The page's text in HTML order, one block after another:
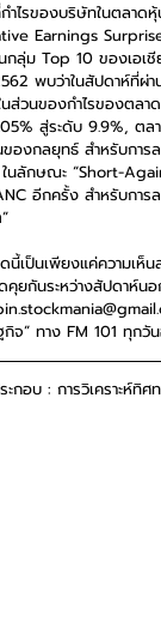
ำไรของบริษัทในตลาด
Earnings
กลุ่ม Top 10 ของเอเชี
พบว่าในสัปดาห์ที่ผ่
นส่วนของกำไรของตล
สู่ระดับ 9.9%, ตล
ของกลยุทธ์ สำหรับการ
ในลักษณะ “Short-
อีกครั้ง สำหรับการ
นี้เป็นเพียงแค่ความเห็
คุยกันระหว่างสัปดาห์
กิจ” ทาง FM 101 ทุกวั
กอบ : การวิเคราะห์ทิ